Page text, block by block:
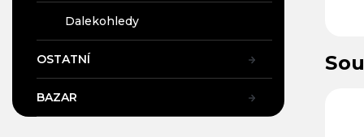
Dalekohledy
OSTATNÍ
BAZAR